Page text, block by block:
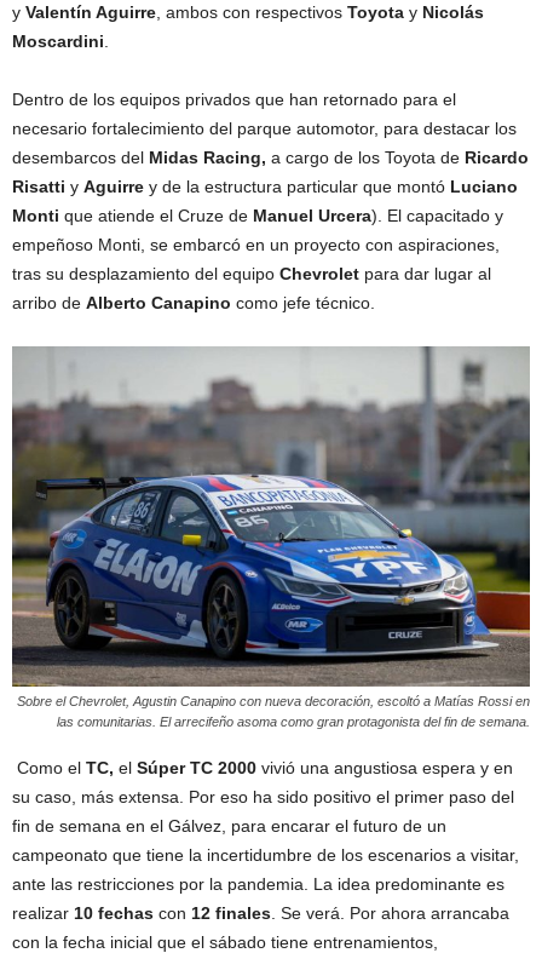
y Valentín Aguirre , ambos con respectivos Toyota y Nicolás
Moscardini
Dentro de los equipos privados que han retornado para el
necesario fortalecimiento del parque automotor, para destacar los
desembarcos del Midas Racing, a cargo de los Toyota de Ricardo
Risatti y Aguirre y de la estructura particular que montó Luciano
Monti que atiende el Cruze de Manuel Urcera). El capacitado y
empeñoso Monti, se embarcó en un proyecto con aspiraciones,
tras su desplazamiento del equipo Chevrolet para dar lugar al
arribo de Alberto Canapino como jefe técnico.
Sobre el Chevrolet, Agustin Canapino con nueva decoración, escoltó a Matías Rossi en
las comunitarias. El arrecifeño asoma como gran protagonista del fin de semana.
Como el TC, el Súper TC 2000 vivió una angustiosa espera y en
su caso, más extensa. Por eso ha sido positivo el primer paso del
fin de semana en el Gálvez, para encarar el futuro de un
campeonato que tiene la incertidumbre de los escenarios a visitar,
ante las restricciones por la pandemia. La idea predominante es
realizar 10 fechas con 12 finales . Se verá. Por ahora arrancaba
con la fecha inicial que el sábado tiene entrenamientos,